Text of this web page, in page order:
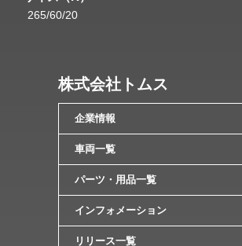
265/60/20
株式会社トムス
企業情報
車両一覧
パーツ・用品一覧
インフォメーション
リリース一覧